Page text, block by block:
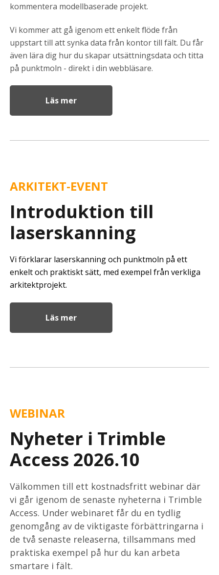
kommentera modellbaserade projekt.
Vi kommer att gå igenom ett enkelt flöde från
uppstart till att synka data från kontor till fält. Du får
även lära dig hur du skapar utsättningsdata och titta
på punktmoln - direkt i din webbläsare.
Läs mer
ARKITEKT-EVENT
Introduktion till
laserskanning
Vi förklarar laserskanning och punktmoln på ett
enkelt och praktiskt sätt, med exempel från verkliga
arkitektprojekt.
Läs mer
WEBINAR
Nyheter i Trimble
Access 2026.10
Välkommen till ett kostnadsfritt webinar där
vi går igenom de senaste nyheterna i Trimble
Access. Under webinaret får du en tydlig
genomgång av de viktigaste förbättringarna i
de två senaste releaserna, tillsammans med
praktiska exempel på hur du kan arbeta
smartare i fält.